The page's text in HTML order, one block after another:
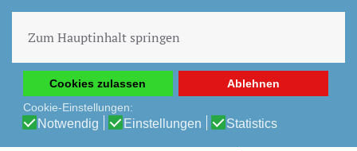
Erfahrung auf unserer Website zu ermöglichen.
Cookie-Richtlinie
Datenschutz-Bestimmungen
Cookies zulassen
Ablehnen
Cookie-Einstellungen:
Notwendig Einstellungen Statistics
Zum Hauptinhalt springen